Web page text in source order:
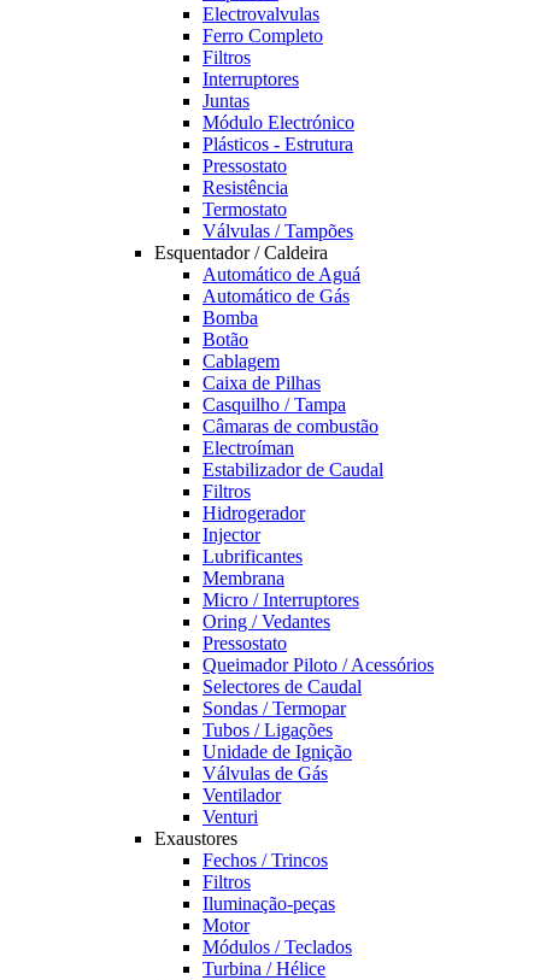
Electrovalvulas
Ferro Completo
Filtros
Interruptores
Juntas
Módulo Electrónico
Plásticos - Estrutura
Pressostato
Resistência
Termostato
Válvulas / Tampões
Esquentador / Caldeira
Automático de Aguá
Automático de Gás
Bomba
Botão
Cablagem
Caixa de Pilhas
Casquilho / Tampa
Câmaras de combustão
Electroíman
Estabilizador de Caudal
Filtros
Hidrogerador
Injector
Lubrificantes
Membrana
Micro / Interruptores
Oring / Vedantes
Pressostato
Queimador Piloto / Acessórios
Selectores de Caudal
Sondas / Termopar
Tubos / Ligações
Unidade de Ignição
Válvulas de Gás
Ventilador
Venturi
Exaustores
Fechos / Trincos
Filtros
Iluminação-peças
Motor
Módulos / Teclados
Turbina / Hélice